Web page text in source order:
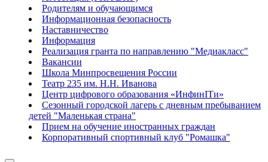
Родителям и обучающимся
Информационная безопасность
Наставничество
Информация
Реализация гранта по направлению "Медиакласс"
Вакансии
Школа Минпросвещения России
Театр 235 им. Н.Н. Иванова
Центр цифрового образования «ИнфинITи»
Сезонный городской лагерь с дневным пребыванием
детей "Маленькая страна"
Прием на обучение иностранных граждан
Корпоративный спортивный клуб "Ромашка"